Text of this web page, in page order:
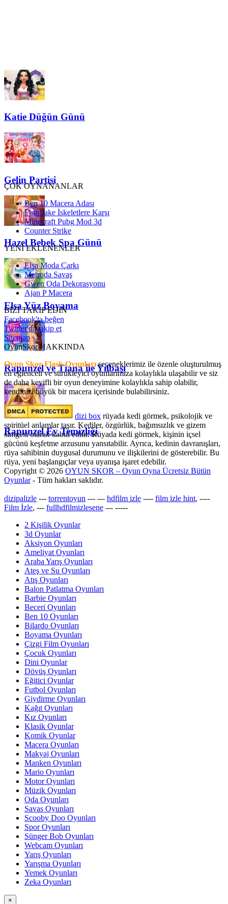
Katie Düğün Günü
Gelin Partisi
Hazel Bebek Spa Günü
Elsa Yüz Boyama
Rapunzel ve Tiana ile Yılbaşı
Rapunzel Ev Temizliği
ÇOK OYNANANLAR
Ben 10 Macera Adası
Finn Jake İskeletlere Karşı
Minecraft Pubg Mod 3d
Counter Strike
YENİ EKLENENLER
Elsa Moda Çarkı
Metroda Savaş
Gwen Oda Dekorasyonu
Ajan P Macera
BİZİ TAKİP EDİN
Facebook'ta beğen
Twitter'da takip et
Sitemap
OyunSkor HAKKINDA
Oyun Skor Flash Oyunlarıseçeneklerimiz ile özenle oluşturulmuş
en eğlenceli ve sürükleyici oyunlarımıza kolaylıkla ulaşabilir ve siz
de daha keyifli bir oyun deneyimine kolaylıkla sahip olabilir,
kendinizi büyük bir macera içerisinde bulabilirsiniz.
dizi box rüyada kedi görmek​, psikolojik ve
spiritüel anlamlar taşır. Kediler, özgürlük, bağımsızlık ve gizem
simgesi olarak kabul edilir. Rüyada kedi görmek, kişinin içsel
gücünü keşfetme arzusunu yansıtabilir. Ayrıca, kedinin davranışları,
rüya sahibinin duygusal durumunu ve ilişkilerini de gösterebilir. Bu
rüya, yeni başlangıçlar veya uyanışa işaret edebilir.
Copyright © 2026 OYUN SKOR – Oyun Oyna Ücretsiz Bütün
Oyunlar- Tüm hakları saklıdır.
dizipalizle --- torrentoyun --- --- hdfilm izle ---- film izle hint, ----
Film İzle, --- fullhdfilmizlesene --- -----
2 Kişilik Oyunlar
3d Oyunlar
Aksiyon Oyunları
Ameliyat Oyunları
Araba Yarış Oyunları
Ateş ve Su Oyunları
Atış Oyunları
Balon Patlatma Oyunları
Barbie Oyunları
Beceri Oyunları
Ben 10 Oyunları
Bilardo Oyunları
Boyama Oyunları
Çizgi Film Oyunları
Çocuk Oyunları
Dini Oyunlar
Dövüş Oyunları
Eğitici Oyunlar
Futbol Oyunları
Giydirme Oyunları
Kağıt Oyunları
Kız Oyunları
Klasik Oyunlar
Komik Oyunlar
Macera Oyunları
Makyaj Oyunları
Manken Oyunları
Mario Oyunları
Motor Oyunları
Müzik Oyunları
Oda Oyunları
Savas Oyunları
Scooby Doo Oyunları
Spor Oyunları
Sünger Bob Oyunları
Webcam Oyunları
Yarış Oyunları
Yarışma Oyunları
Yemek Oyunları
Zeka Oyunları
×